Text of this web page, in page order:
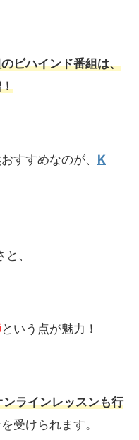
ビハインド番組は、
すすめなのが、 K
、
という点が魅力！
ラインレッスンも行
受けられます。